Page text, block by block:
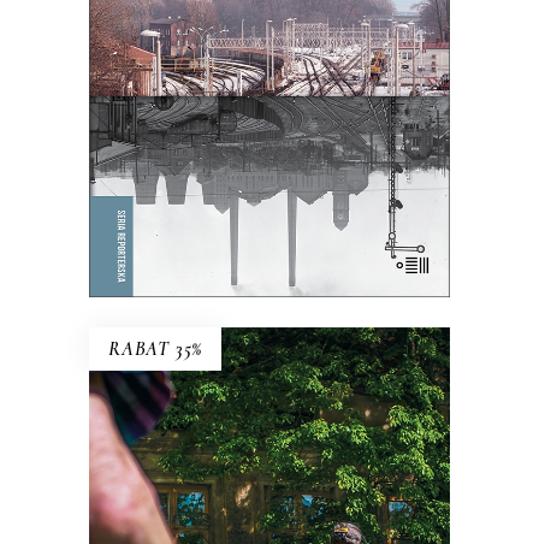
E-BOOK DO KOSZYKA
miało stać się jego zagładą.
61.00zł 39.65zł
KSIĄŻKA DO KOSZYKA
RABAT 35%
ZAMALOWANE OKNA
Mieli tu swoją małą wspólnotę – i dużą